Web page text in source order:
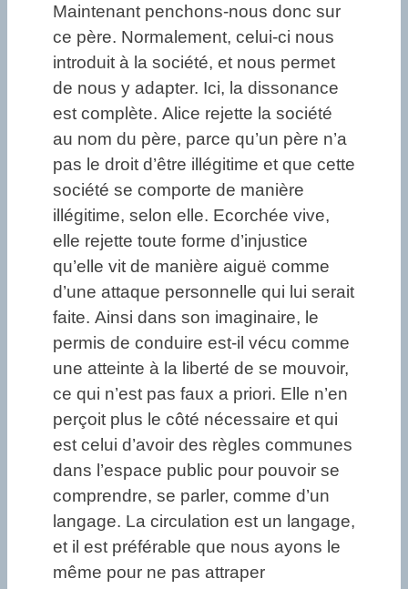
Maintenant penchons-nous donc sur
ce père. Normalement, celui-ci nous
introduit à la société, et nous permet
de nous y adapter. Ici, la dissonance
est complète. Alice rejette la société
au nom du père, parce qu’un père n’a
pas le droit d’être illégitime et que cette
société se comporte de manière
illégitime, selon elle. Ecorchée vive,
elle rejette toute forme d’injustice
qu’elle vit de manière aiguë comme
d’une attaque personnelle qui lui serait
faite. Ainsi dans son imaginaire, le
permis de conduire est-il vécu comme
une atteinte à la liberté de se mouvoir,
ce qui n’est pas faux a priori. Elle n’en
perçoit plus le côté nécessaire et qui
est celui d’avoir des règles communes
dans l’espace public pour pouvoir se
comprendre, se parler, comme d’un
langage. La circulation est un langage,
et il est préférable que nous ayons le
même pour ne pas attraper